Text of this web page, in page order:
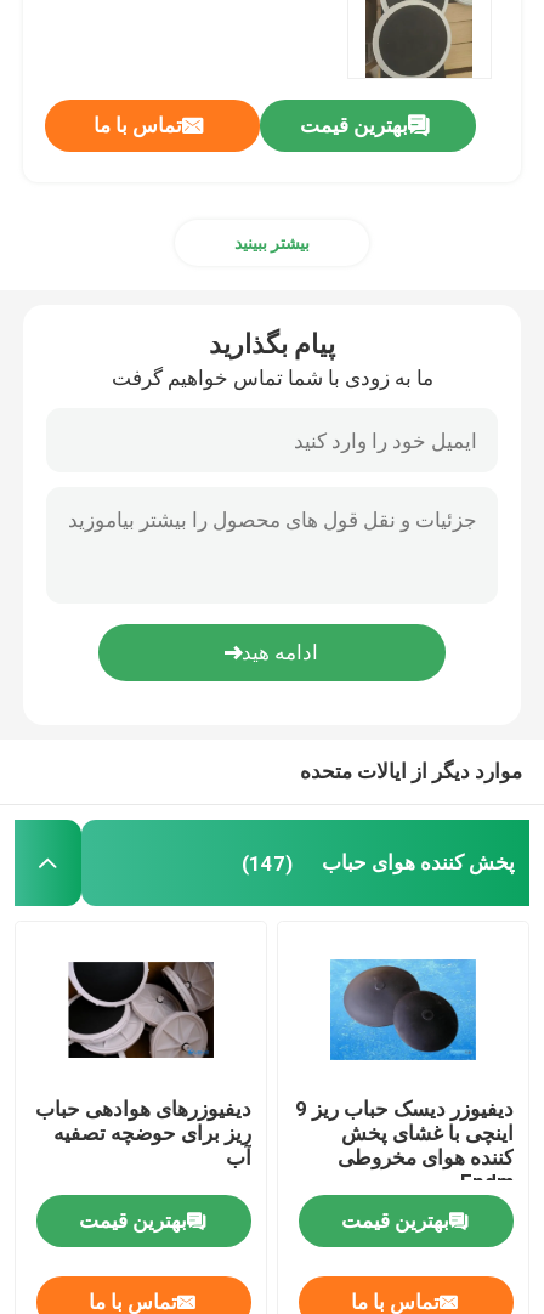
پخش کننده هوای حباب
دستگاه آبگیری لجن
جداکننده مایع جامد
پرکننده تصفیه آب
بیوراکتور غشایی
میکسر استاتیک
بهترین قیمت تماس با ما
بیشتر ببینید
پیام بگذارید
ما به زودی با شما تماس خواهیم گرفت
موارد دیگر از ایالات متحده
پخش کننده هوای حباب (147)
دیفیوزر دیسک حباب ریز 9
اینچی با غشای پخش
کننده هوای مخروطی
Epdm
بهترین قیمت
تماس با ما
دیفیوزرهای هوادهی حباب
ریز برای حوضچه تصفیه
آب
بهترین قیمت
تماس با ما